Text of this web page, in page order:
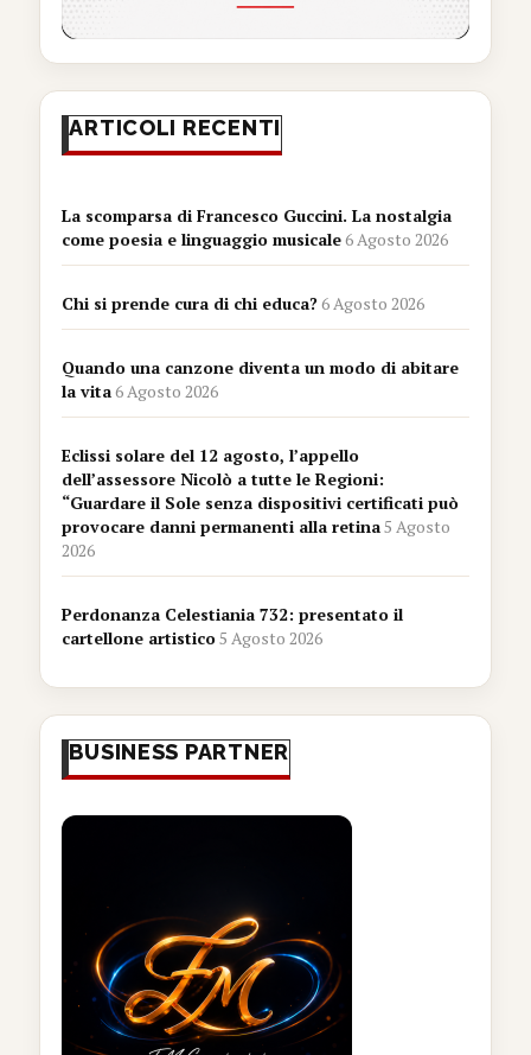
ARTICOLI RECENTI
La scomparsa di Francesco Guccini. La nostalgia
come poesia e linguaggio musicale6 Agosto 2026
Chi si prende cura di chi educa?6 Agosto 2026
Quando una canzone diventa un modo di abitare
la vita6 Agosto 2026
Eclissi solare del 12 agosto, l’appello
dell’assessore Nicolò a tutte le Regioni:
“Guardare il Sole senza dispositivi certificati può
provocare danni permanenti alla retina5 Agosto
2026
Perdonanza Celestiania 732: presentato il
cartellone artistico5 Agosto 2026
BUSINESS PARTNER